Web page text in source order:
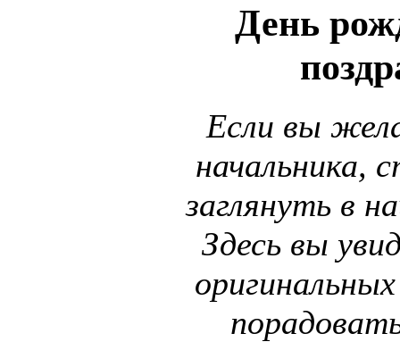
День
Если вы
начальника,
заглянуть в
Здесь вы